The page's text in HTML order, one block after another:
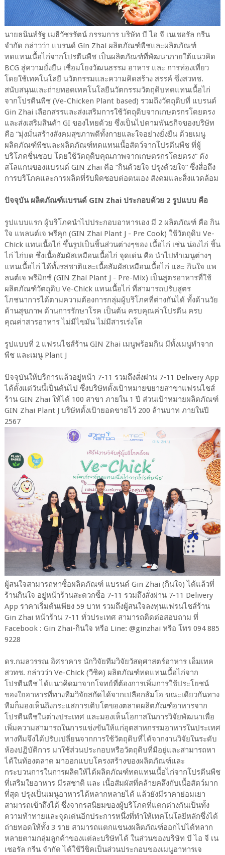
นายธนินท์รัฐ เมธีวัชรรัตน์ กรรมการ บริษัท บี ไอ จี เนเชอรัล กรีน
จำกัด กล่าวว่า แบรนด์ Gin Zhai ผลิตภัณฑ์พืชและผลิตภัณฑ์
ทดแทนเนื้อไก่จากโปรตีนพืช เป็นผลิตภัณฑ์ที่พัฒนาภายใต้แนวคิด
BCG สู่ความยั่งยืน เชื่อมโยงวัฒนธรรม อาหาร และ การท่องเที่ยว
โดยใช้เทคโนโลยี นวัตกรรมและความคิดสร้าง สรรค์ ซึ่งสวทช.
สนับสนุนและถ่ายทอดเทคโนโลยีนวัตกรรมวัตถุดิบทดแทนเนื้อไก่
จากโปรตีนพืช (Ve-Chicken Plant based) รวมถึงวัตถุดิบที่ แบรนด์
Gin Zhai เลือกสรรและส่งเสริมการใช้วัตถุดิบจากเกษตรกรโดยตรง
และส่งเสริมสินค้า GI ของไทยด้วย ซึ่งเป็นไปตามพันธกิจของบริษัท
คือ “มุ่งมั่นสร้างสังคมสุขภาพดีทั้งกายและใจอย่างยั่งยืน ด้วยเมนู
ผลิตภัณฑ์พืชและผลิตภัณฑ์ทดแทนเนื้อสัตว์จากโปรตีนพืช ที่ผู้
บริโภคชื่นชอบ โดยใช้วัตถุดิบคุณภาพจากเกษตรกรโดยตรง” ดัง
สโลแกนของแบรนด์ GIN Zhai คือ “กินด้วยใจ ปรุงด้วยใจ” ซึ่งสื่อถึง
การบริโภคและการผลิตที่รับผิดชอบต่อตนเอง สังคมและสิ่งแวดล้อม
ปัจจุบัน ผลิตภัณฑ์แบรนด์ GIN Zhai ประกอบด้วย 2 รูปแบบ คือ
รูปแบบแรก ผู้บริโภคนำไปประกอบอาหารเอง มี 2 ผลิตภัณฑ์ คือ กิน
ใจ แพลนต์เจ พรีคุก (GIN Zhai Plant J - Pre Cook) ใช้วัตถุดิบ Ve-
Chick แทนเนื้อไก่ ขึ้นรูปเป็นชิ้นส่วนต่างๆของ เนื้อไก่ เช่น น่องไก่ ชิ้น
ไก่ ไก่บด ซึ่งเนื้อสัมผัสเหมือนเนื้อไก่ จุดเด่น คือ นำไปทำเมนูต่างๆ
แทนเนื้อไก่ ได้ทั้งรสชาติและเนื้อสัมผัสเหมือนเนื้อไก่ และ กินใจ แพ
ลนต์เจ พรีมิกซ์ (GIN Zhai Plant J - Pre-Mix) เป็นสูตรอาหารที่ใช้
ผลิตภัณฑ์วัตถุดิบ Ve-Chick แทนเนื้อไก่ ที่สามารถปรับสูตร
โภชนาการได้ตามความต้องการกลุ่มผู้บริโภคที่ต่างกันได้ ทั้งด้านวัย
ด้านสุขภาพ ด้านการรักษาโรค เป็นต้น ครบคุณค่าโปรตีน ครบ
คุณค่าสารอาหาร ไม่มีไขมัน ไม่มีสารเร่งโต
รูปแบบที่ 2 แฟรนไชส์ร้าน GIN Zhai เมนูพร้อมกิน มีทั้งเมนูทำจาก
พืช และเมนู Plant J
ปัจจุบันให้บริการแล้วอยู่หน้า 7-11 รวมถึงสั่งผ่าน 7-11 Delivery App
ได้ตั้งแต่วันนี้เป็นต้นไป ซึ่งบริษัทตั้งเป้าหมายขยายสาขาแฟรนไชส์
ร้าน GIN Zhai ให้ได้ 100 สาขา ภายใน 1 ปี ส่วนเป้าหมายผลิตภัณฑ์
GIN Zhai Plant J บริษัทตั้งเป้ายอดขายไว้ 200 ล้านบาท ภายในปี
2567
ผู้สนใจสามารถหาซื้อผลิตภัณฑ์ แบรนด์ Gin Zhai (กินใจ) ได้แล้วที่
ร้านกินใจ อยู่หน้าร้านสะดวกซื้อ 7-11 รวมถึงสั่งผ่าน 7-11 Delivery
App ราคาเริ่มต้นเพียง 59 บาท รวมถึงผู้สนใจลงทุนแฟรนไชส์ร้าน
Gin Zhai หน้าร้าน 7-11 ทั่วประเทศ สามารถติดต่อสอบถาม ที่
Facebook : Gin Zhai-กินใจ หรือ Line: @ginzhai หรือ โทร 094 885
9228
ดร.กมลวรรณ อิศราคาร นักวิจัยทีมวิจัยวัสดุศาสตร์อาหาร เอ็มเทค
สวทช. กล่าวว่า Ve-Chick (วีชิค) ผลิตภัณฑ์ทดแทนเนื้อไก่จาก
โปรตีนพืช ได้แนวคิดมาจากโจทย์ที่ต้องการเพิ่มการใช้ประโยชน์
ของใยอาหารที่ทางทีมวิจัยสกัดได้จากเปลือกส้มโอ ขณะเดียวกันทาง
ทีมก็มองเห็นถึงกระแสการเติบโตของตลาดผลิตภัณฑ์อาหารจาก
โปรตีนพืชในต่างประเทศ และมองเห็นโอกาสในการวิจัยพัฒนาเพื่อ
เพิ่มความสามารถในการแข่งขันให้แก่อุตสาหกรรมอาหารในประเทศ
ทางทีมจึงได้ปรับเปลี่ยนจากการใช้วัตถุดิบที่ได้จากงานวิจัยในระดับ
ห้องปฏิบัติการ มาใช้ส่วนประกอบหรือวัตถุดิบที่มีอยู่และสามารถหา
ได้ในท้องตลาด มาออกแบบโครงสร้างของผลิตภัณฑ์และ
กระบวนการในการผลิตให้ได้ผลิตภัณฑ์ทดแทนเนื้อไก่จากโปรตีนพืช
ที่เสริมใยอาหาร มีรสชาติ และ เนื้อสัมผัสที่คล้ายคลึงกับเนื้อสัตว์มาก
ที่สุด ปรุงเป็นเมนูอาหารได้หลากหลายได้ แล้วยังมีราคาย่อมเยา
สามารถเข้าถึงได้ ซึ่งจากรสนิยมของผู้บริโภคที่แตกต่างกันเป็นทั้ง
ความท้าทายและจุดเด่นอีกประการหนึ่งที่ทำให้เทคโนโลยีหลักซึ่งได้
ถ่ายทอดให้ทั้ง 3 ราย สามารถแตกแขนงผลิตภัณฑ์ออกไปได้หลาก
หลายตามกลุ่มลูกค้าของแต่ละบริษัทได้ ในส่วนของบริษัท บี ไอ จี เน
เชอรัล กรีน จำกัด ได้ใช้วีชิคเป็นส่วนประกอบของเมนูอาหารเจ